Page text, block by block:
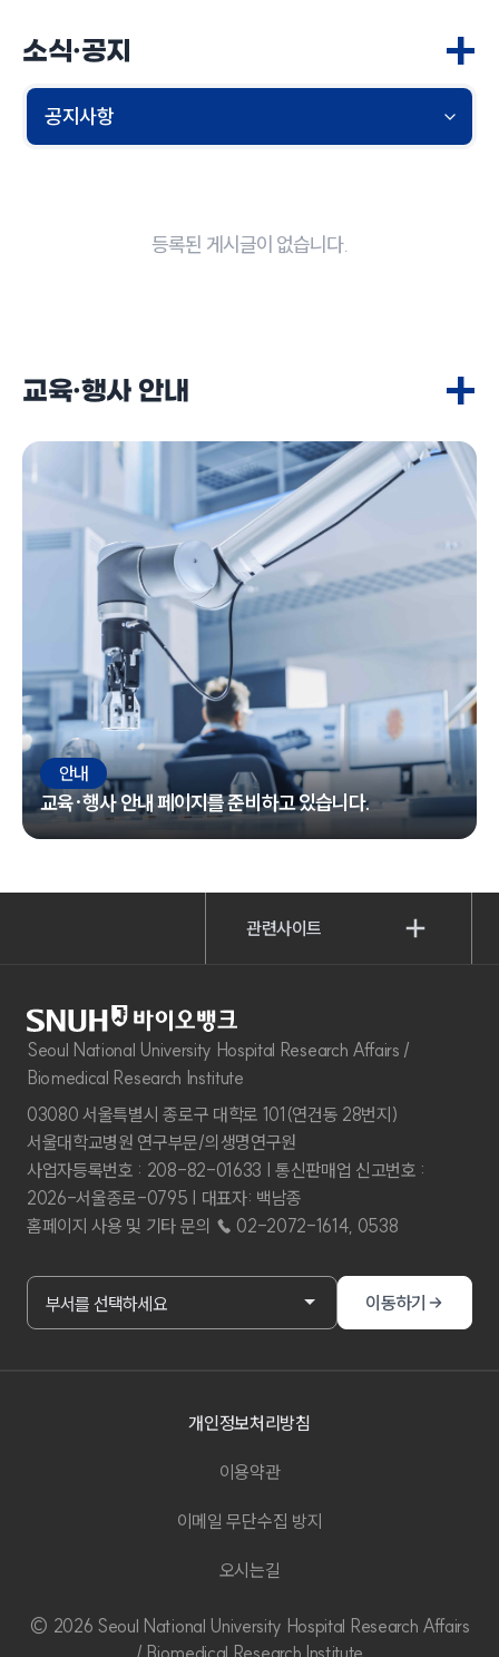
소식·공지 +
등록된 게시글이 없습니다.
교육·행사 안내 +
안내
교육·행사 안내 페이지를 준비하고 있습니다.
관련사이트
Seoul National University Hospital Research Affairs /
Biomedical Research Institute
03080 서울특별시 종로구 대학로 101(연건동 28번지)
서울대학교병원 연구부문/의생명연구원
사업자등록번호 : 208-82-01633 | 통신판매업 신고번호 :
2026-서울종로-0795 | 대표자: 백남종
홈페이지 사용 및 기타 문의 ☎ 02-2072-1614, 0538
부서홈페이지 바로가기
부서를 선택하세요 이동하기
개인정보처리방침
이용약관
이메일 무단수집 방지
오시는길
© 2026 Seoul National University Hospital Research Affairs
/ Biomedical Research Institute